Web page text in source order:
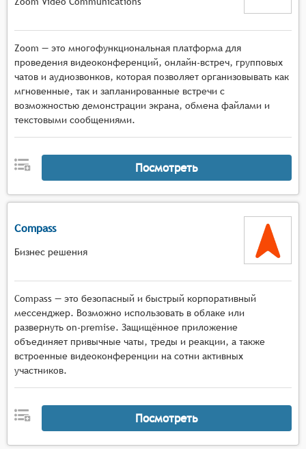
Zoom — это многофункциональная платформа для
проведения видеоконференций, онлайн-встреч, групповых
чатов и аудиозвонков, которая позволяет организовывать как
мгновенные, так и запланированные встречи с
возможностью демонстрации экрана, обмена файлами и
текстовыми сообщениями.
Посмотреть
Compass
Бизнес решения
Compass — это безопасный и быстрый корпоративный
мессенджер. Возможно использовать в облаке или
развернуть on-premise. Защищённое приложение
объединяет привычные чаты, треды и реакции, а также
встроенные видеоконференции на сотни активных
участников.
Посмотреть